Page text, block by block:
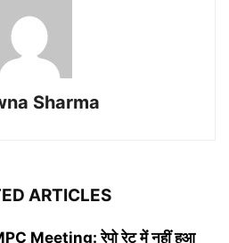
Sharma
ARTICLES
Meeting: रेपो रेट में नहीं हुआ